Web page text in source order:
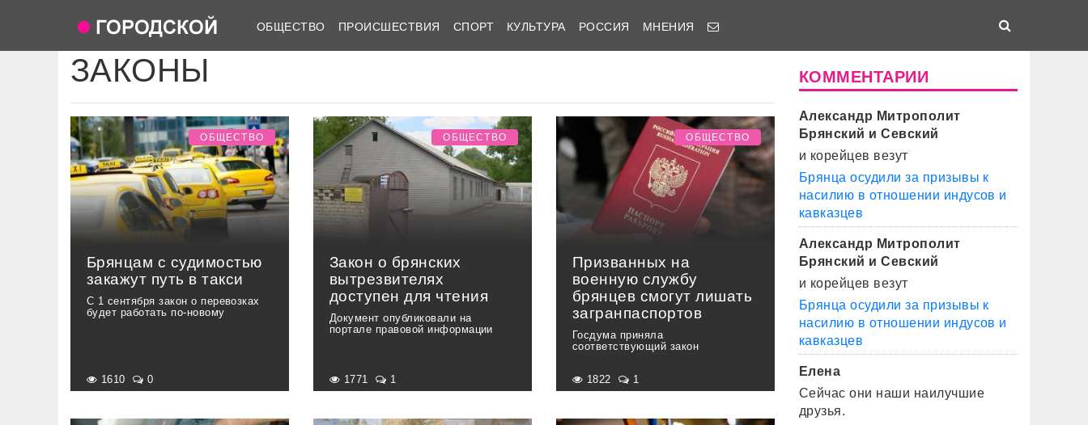
ОБЩЕСТВО ПРОИСШЕСТВИЯ СПОРТ КУЛЬТУРА РОССИЯ МНЕНИЯ
ЗАКОНЫ
Брянцам с судимостью
закажут путь в такси
С 1 сентября закон о перевозках
будет работать по-новому
ОБЩЕСТВО
1610 0
Закон о брянских
вытрезвителях
доступен для чтения
Документ опубликовали на
портале правовой информации
ОБЩЕСТВО
1771 1
Призванных на
военную службу
брянцев смогут лишать
загранпаспортов
Госдума приняла
соответствующий закон
ОБЩЕСТВО
1822 1
КОММЕНТАРИИ
Александр Митрополит
Брянский и Севский
и корейцев везут
Брянца осудили за призывы к
насилию в отношении индусов и
кавказцев
Александр Митрополит
Брянский и Севский
и корейцев везут
Брянца осудили за призывы к
насилию в отношении индусов и
кавказцев
Елена
Сейчас они наши наилучшие
друзья.